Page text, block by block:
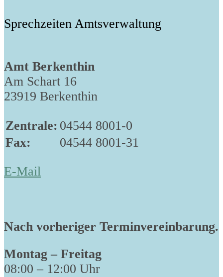
Sprechzeiten Amtsverwaltung
Amt Berkenthin
Am Schart 16
23919 Berkenthin
Zentrale: 04544 8001-0
Fax:
04544 8001-31
E-Mail
Nach vorheriger Terminvereinbarung.
Montag – Freitag
08:00 – 12:00 Uhr